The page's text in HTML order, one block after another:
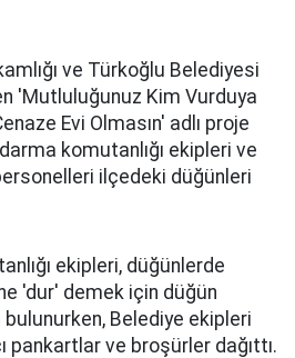
ve Türkoğlu Belediyesi
'Mutluluğunuz Kim Vurduya
Evi Olmasın' adlı proje
komutanlığı ekipleri ve
ilçedeki düğünleri
ekipleri, düğünlerde
'dur' demek için düğün
Belediye ekipleri
pankartlar ve broşürler dağıttı.